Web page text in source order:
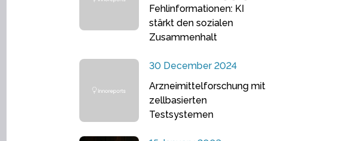
Fehlinformationen: KI
stärkt den sozialen
Zusammenhalt
30 December 2024
Arzneimittelforschung mit
zellbasierten
Testsystemen